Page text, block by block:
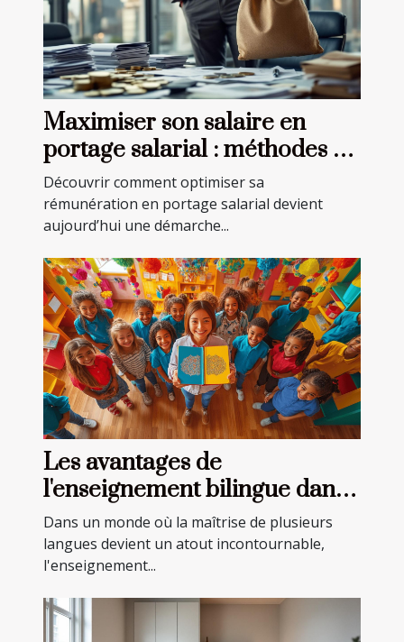
Maximiser son salaire en
portage salarial : méthodes et
astuces
Découvrir comment optimiser sa
rémunération en portage salarial devient
aujourd’hui une démarche...
Les avantages de
l'enseignement bilingue dans
les écoles privées
Dans un monde où la maîtrise de plusieurs
langues devient un atout incontournable,
l'enseignement...